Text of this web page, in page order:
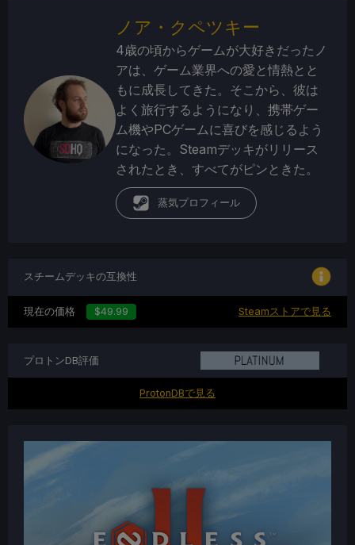
ノア・クペツキー
4歳の頃からゲームが大好きだったノ
アは、ゲーム業界への愛と情熱とと
もに成長してきた。そこから、彼は
よく旅行するようになり、携帯ゲー
ム機やPCゲームに喜びを感じるよう
になった。Steamデッキがリリース
されたとき、すべてがピンときた。
蒸気プロフィール
スチームデッキの互換性
現在の価格 $49.99 Steamストアで見る
プロトンDB評価
ProtonDBで見る